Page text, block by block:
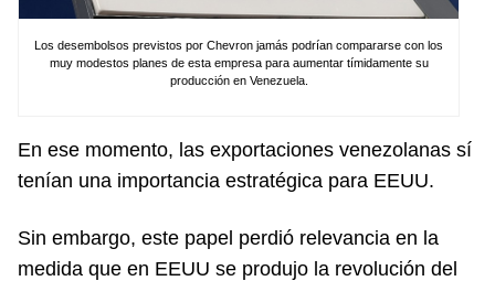
Los desembolsos previstos por Chevron jamás podrían compararse con los
muy modestos planes de esta empresa para aumentar tímidamente su
producción en Venezuela.
En ese momento, las exportaciones venezolanas sí
tenían una importancia estratégica para EEUU.
Sin embargo, este papel perdió relevancia en la
medida que en EEUU se produjo la revolución del